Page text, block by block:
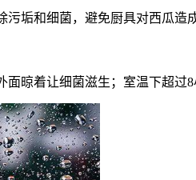
垢和细菌，避免厨具对西瓜造
晾着让细菌滋生；室温下超过